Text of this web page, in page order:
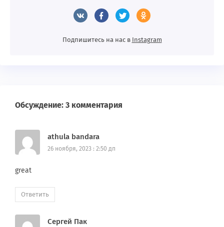
Подпишитесь на нас в Instagram
Обсуждение: 3 комментария
athula bandara
26 ноября, 2023 : 2:50 дп
great
Ответить
Сергей Пак